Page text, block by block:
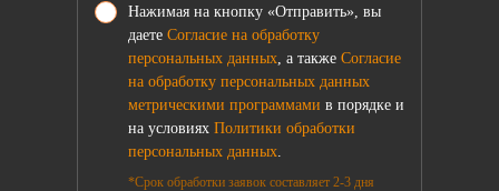
Нажимая на кнопку «Отправить», вы
даете Согласие на обработку
персональных данных, а также Согласие
на обработку персональных данных
метрическими программами в порядке и
на условиях Политики обработки
персональных данных.
*Срок обработки заявок составляет 2-3 дня